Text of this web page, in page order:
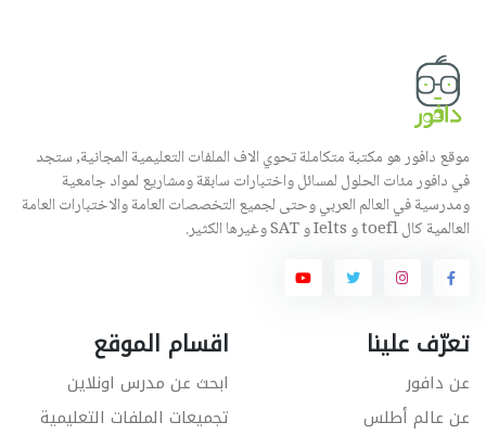
موقع دافور هو مكتبة متكاملة تحوي الاف الملفات التعليمية المجانية, ستجد
في دافور مئات الحلول لمسائل واختبارات سابقة ومشاريع لمواد جامعية
ومدرسية في العالم العربي وحتى لجميع التخصصات العامة والاختبارات العامة
العالمية كال toefl و Ielts و SAT وغيرها الكثير.
تعرّف علينا
عن دافور
عن عالم أطلس
اقسام الموقع
ابحث عن مدرس اونلاين
تجميعات الملفات التعليمية